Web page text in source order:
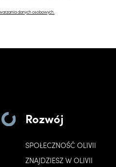
danych osobowych.
Rozwój
SPOŁECZNOŚĆ OLIVII
ZNAJDZIESZ W OLIVII